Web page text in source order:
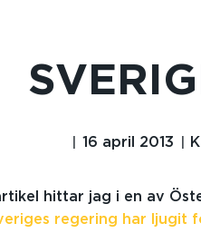
16 april 2013
hittar jag i en av
regering har ljugit